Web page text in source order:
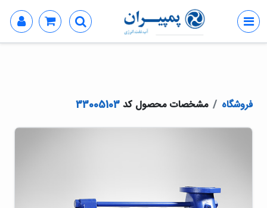
فروشگاه مشخصات محصول کد33005103